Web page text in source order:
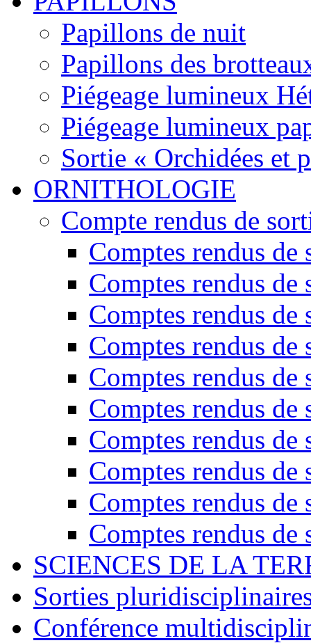
Papillons de nuit
Papillons des
Piégeage lumineux
Piégeage lumineux
Sortie « Orchidées et
ORNITHOLOGIE
Compte rendus de
Comptes rendus de
Comptes rendus de
Comptes rendus de
Comptes rendus de
Comptes rendus de
Comptes rendus de
Comptes rendus de
Comptes rendus de
Comptes rendus de
Comptes rendus de
SCIENCES DE LA
Sorties
Conférence